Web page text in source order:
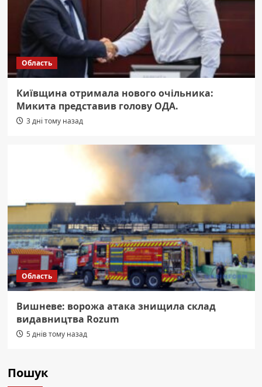
Область
Київщина отримала нового очільника:
Микита представив голову ОДА.
3 дні тому назад
Область
Вишневе: ворожа атака знищила склад
видавництва Rozum
5 днів тому назад
Пошук